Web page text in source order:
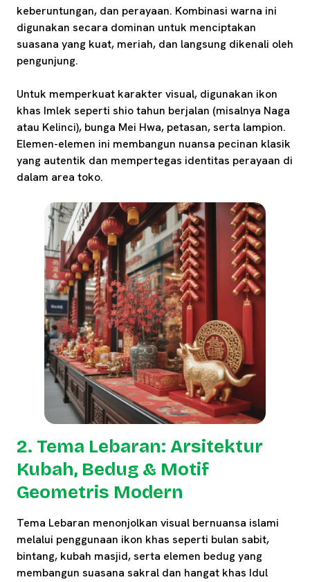
keberuntungan, dan perayaan. Kombinasi warna ini
digunakan secara dominan untuk menciptakan
suasana yang kuat, meriah, dan langsung dikenali oleh
pengunjung.
Untuk memperkuat karakter visual, digunakan ikon
khas Imlek seperti shio tahun berjalan (misalnya Naga
atau Kelinci), bunga Mei Hwa, petasan, serta lampion.
Elemen-elemen ini membangun nuansa pecinan klasik
yang autentik dan mempertegas identitas perayaan di
dalam area toko.
2. Tema Lebaran: Arsitektur
Kubah, Bedug & Motif
Geometris Modern
Tema Lebaran menonjolkan visual bernuansa islami
melalui penggunaan ikon khas seperti bulan sabit,
bintang, kubah masjid, serta elemen bedug yang
membangun suasana sakral dan hangat khas Idul